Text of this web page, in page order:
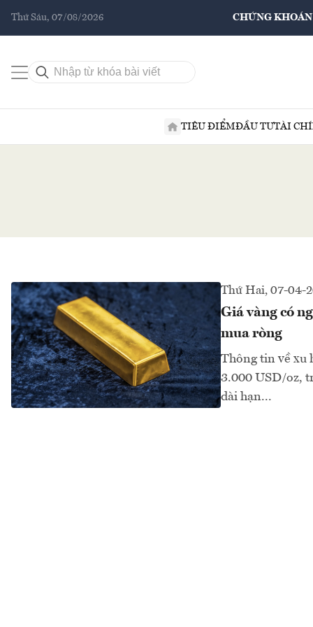
Thứ Sáu, 07/08/2026 CHỨNG KHOÁN
TIÊU ĐIỂMĐẦU TƯTÀI
Thứ Hai, 07-04-
Giá vàng có
mua ròng
Thông tin về xu
3.000 USD/oz,
dài hạn...